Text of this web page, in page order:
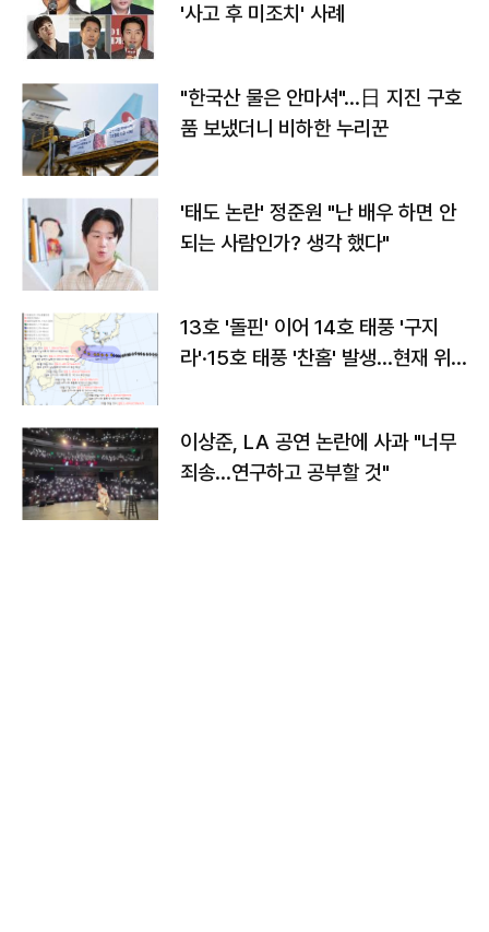
'사고 후 미조치' 사례
"한국산 물은 안마셔"…日 지진 구호
품 보냈더니 비하한 누리꾼
'태도 논란' 정준원 "난 배우 하면 안
되는 사람인가? 생각 했다"
13호 '돌핀' 이어 14호 태풍 '구지
라'·15호 태풍 '찬홈' 발생…현재 위
이상준, LA 공연 논란에 사과 "너무
죄송…연구하고 공부할 것"